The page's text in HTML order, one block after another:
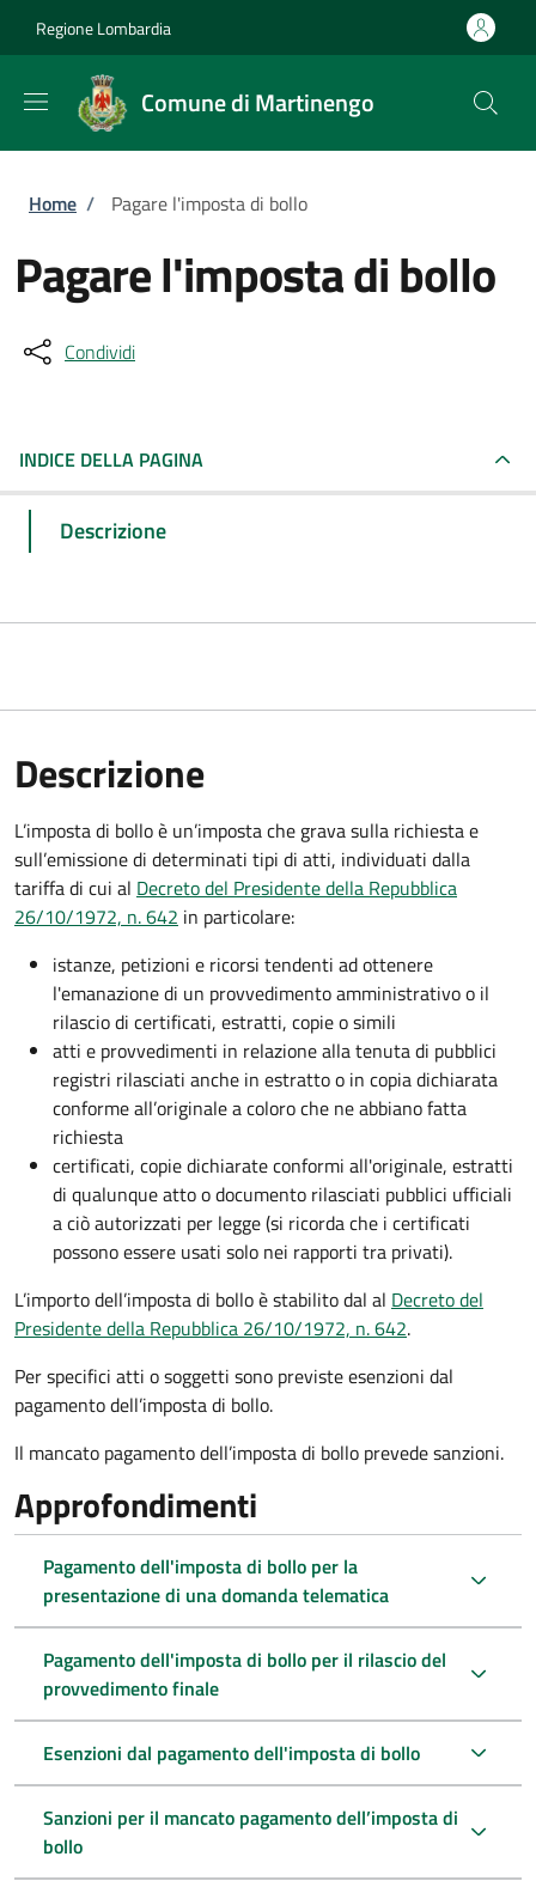
Regione Lombardia
Comune di Martinengo
Briciole di pane
Home / Pagare l'imposta di bollo
Pagare l'imposta di bollo
Condividi
INDICE DELLA PAGINA
Descrizione
Descrizione
L’imposta di bollo è un’imposta che grava sulla richiesta e
sull’emissione di determinati tipi di atti, individuati dalla
tariffa di cui al Decreto del Presidente della Repubblica
26/10/1972, n. 642 in particolare:
istanze, petizioni e ricorsi tendenti ad ottenere
l'emanazione di un provvedimento amministrativo o il
rilascio di certificati, estratti, copie o simili
atti e provvedimenti in relazione alla tenuta di pubblici
registri rilasciati anche in estratto o in copia dichiarata
conforme all’originale a coloro che ne abbiano fatta
richiesta
certificati, copie dichiarate conformi all'originale, estratti
di qualunque atto o documento rilasciati pubblici ufficiali
a ciò autorizzati per legge (si ricorda che i certificati
possono essere usati solo nei rapporti tra privati).
L’importo dell’imposta di bollo è stabilito dal al Decreto del
Presidente della Repubblica 26/10/1972, n. 642.
Per specifici atti o soggetti sono previste esenzioni dal
pagamento dell’imposta di bollo.
Il mancato pagamento dell’imposta di bollo prevede sanzioni.
Approfondimenti
Pagamento dell'imposta di bollo per la
presentazione di una domanda telematica
Pagamento dell'imposta di bollo per il rilascio del
provvedimento finale
Esenzioni dal pagamento dell'imposta di bollo
Sanzioni per il mancato pagamento dell’imposta di
bollo